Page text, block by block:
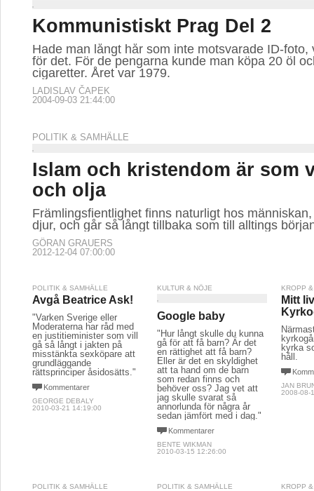
Kommunistiskt Prag Del 2
Hade man långt hår som inte motsvarade ID-foto,
för det. För de pengarna kunde man köpa 20 öl
cigaretter. Året var 1979.
LADISLAV ČAPEK
2004-09-03 21:44:00
POLITIK & SAMHÄLLE
Islam och kristendom är som
och olja
Främlingsfientlighet finns naturligt hos
djur, och går så långt tillbaka som till alltings
GÖRAN GRAUERS
2012-12-04 07:00:00
POLITIK & SAMHÄLLE
Avgå Beatrice Ask!
"Varken Sverige eller
Moderaterna har råd med
en justitieminister som vill
gå så långt i jakten på
misstänkta sexköpare att
grundläggande
rättsprinciper åsidosätts."
Kommentarer
GEORGE DEBALY
2010-03-21 14:19:00
KULTUR & NÖJE
Google baby
"Hur långt skulle du kunna
gå för att få barn? Är det
en rättighet att få barn?
Eller är det en skyldighet
att ta hand om de barn
som redan finns och
behöver oss? Jag vet att
jag skulle svarat så
annorlunda för några år
sedan jämfört med i dag."
Kommentarer
BENTE WIKMAN
2010-03-15 12:26:00
KROPP
Mitt
kyrka
håll.
JAN
2008-08-
POLITIK & SAMHÄLLE POLITIK & SAMHÄLLE KROPP